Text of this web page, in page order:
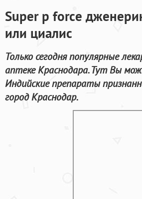
Super p force
или циалис
Только сегодня популярные
аптеке Краснодара. Тут Вы
Индийские препараты
город Краснодар.